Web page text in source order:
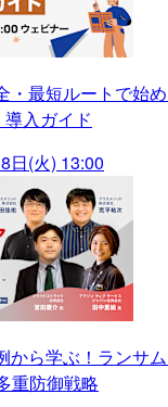
・最短ルートで始
入ガイド
日(火) 13:00
から学ぶ！ランサ
重防御戦略